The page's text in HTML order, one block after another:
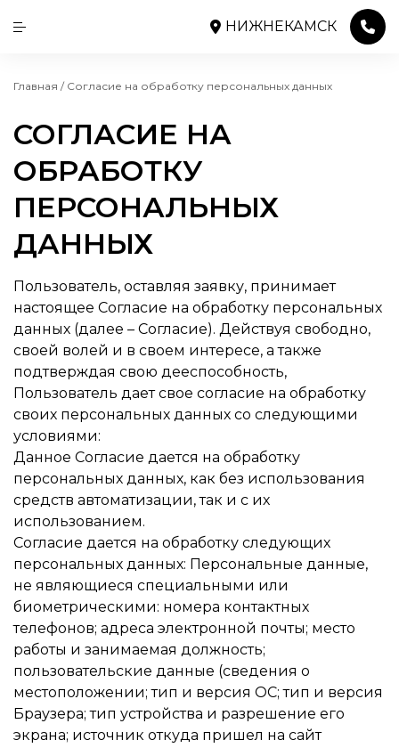
НИЖНЕКАМСК
Главная / Согласие на обработку персональных данных
СОГЛАСИЕ НА
ОБРАБОТКУ
ПЕРСОНАЛЬНЫХ
ДАННЫХ
Пользователь, оставляя заявку, принимает
настоящее Согласие на обработку персональных
данных (далее – Согласие). Действуя свободно,
своей волей и в своем интересе, а также
подтверждая свою дееспособность,
Пользователь дает свое согласие на обработку
своих персональных данных со следующими
условиями:
Данное Согласие дается на обработку
персональных данных, как без использования
средств автоматизации, так и с их
использованием.
Согласие дается на обработку следующих
персональных данных: Персональные данные,
не являющиеся специальными или
биометрическими: номера контактных
телефонов; адреса электронной почты; место
работы и занимаемая должность;
пользовательские данные (сведения о
местоположении; тип и версия ОС; тип и версия
Браузера; тип устройства и разрешение его
экрана; источник откуда пришел на сайт